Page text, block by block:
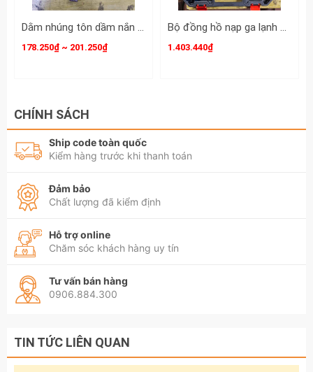
Dằm nhúng tôn dầm nắn tôn xà beng mỏ vịt sửa chữa tạo hình ô tô dài 380mm 420mm Kamytools KMT-33501 KMT-33502
178.250₫ ~ 201.250₫
Bộ đồng hồ nạp ga lạnh điều hòa ô tô R134A R410A R22 R404A Wetools 21 chi tiết WT-75221
1.403.440₫
CHÍNH SÁCH
Ship code toàn quốc
Kiểm hàng trước khi thanh toán
Đảm bảo
Chất lượng đã kiểm định
Hỗ trợ online
Chăm sóc khách hàng uy tín
Tư vấn bán hàng
0906.884.300
TIN TỨC LIÊN QUAN